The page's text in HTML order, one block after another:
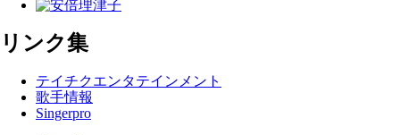
リンク集
テイチクエンタテインメント
歌手情報
Singerpro